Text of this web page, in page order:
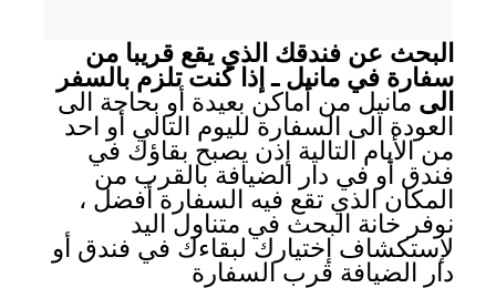
البحث عن فندقك الذي يقع قريبا من
سفارة في مانيل ـ إذا كنت تلزم بالسفر
الى مانيل من أماكن بعيدة أو بحاجة الى
العودة الى السفارة لليوم التالي أو احد
من الأيام التالية إذن يصبح بقاؤك في
فندق أو في دار الضيافة بالقرب من
المكان الذي تقع فيه السفارة أفضل ،
نوفر خانة البحث في متناول اليد
لإستكشاف إختيارك لبقاءك في فندق أو
دار الضيافة قرب السفارة